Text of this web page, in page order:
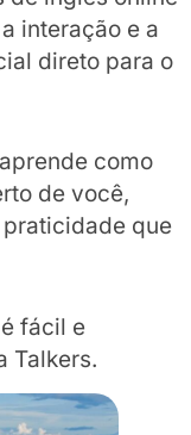
interação e a
direto para o
como
de você,
que
fácil e
Talkers.